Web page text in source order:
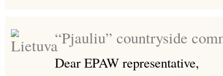
“Pjauliu” countryside
Dear EPAW representative,